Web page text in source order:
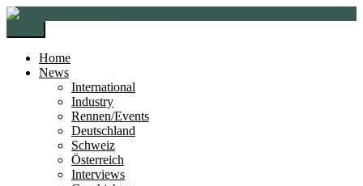
Zur
Navigation
springen
Zum
springen
Home
News
International
Industry
Rennen/Events
Deutschland
Schweiz
Österreich
Interviews